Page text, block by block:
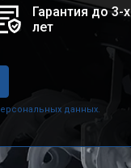
Гарантия до 3-х
лет
данных.